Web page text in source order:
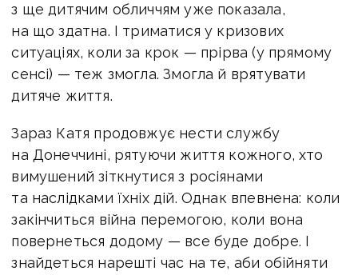
з ще дитячим обличчям уже показала,
на що здатна. І триматися у кризових
ситуаціях, коли за крок — прірва (у прямому
сенсі) — теж змогла. Змогла й врятувати
дитяче життя.
Зараз Катя продовжує нести службу
на Донеччині, рятуючи життя кожного, хто
вимушений зіткнутися з росіянами
та наслідками їхніх дій. Однак впевнена: коли
закінчиться війна перемогою, коли вона
повернеться додому — все буде добре. І
знайдеться нарешті час на те, аби обійняти